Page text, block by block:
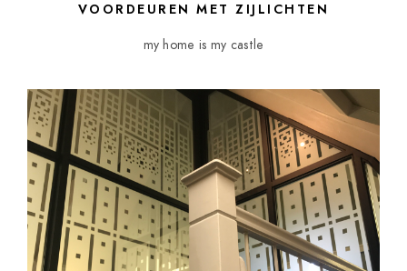
VOORDEUREN MET ZIJLICHTEN
my home is my castle